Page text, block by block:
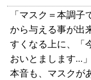
「マスク＝本調
から与える事が出
すくなる上に、「
おいとまします…
本音も、マスクが